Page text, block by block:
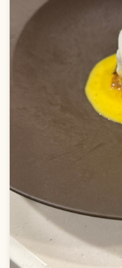
えて内容を伏せた「夏
その日、その瞬間の食
に頼らず、五感で感じ
かい料理で一度満足感
で余韻を整える。 温度
の体験として組み立て
強さではなく 食べ終え
ブの香りと酸味がやわ
憶”として残るコースで
ラルワインを中心に、
ど、 ハーブや酸味に寄
宅でゆっくりと過ごす
じるような、軽やかな